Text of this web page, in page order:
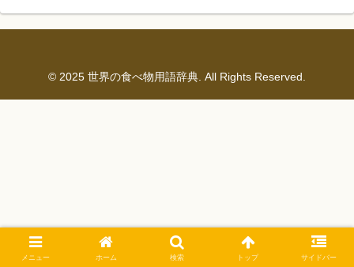
© 2025 世界の食べ物用語辞典. All Rights Reserved.
メニュー ホーム 検索 トップ サイドバー